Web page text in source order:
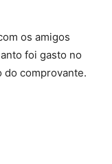
os amigos
foi gasto no
do comprovante.